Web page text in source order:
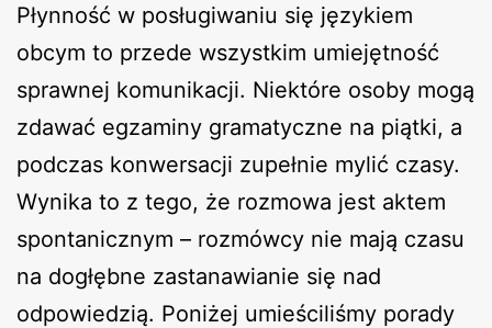
Płynność w posługiwaniu się językiem
obcym to przede wszystkim umiejętność
sprawnej komunikacji. Niektóre osoby mogą
zdawać egzaminy gramatyczne na piątki, a
podczas konwersacji zupełnie mylić czasy.
Wynika to z tego, że rozmowa jest aktem
spontanicznym – rozmówcy nie mają czasu
na dogłębne zastanawianie się nad
odpowiedzią. Poniżej umieściliśmy porady